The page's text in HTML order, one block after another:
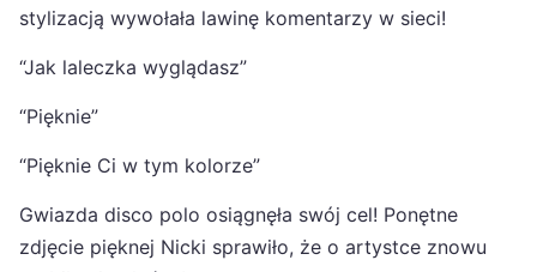
stylizacją wywołała lawinę komentarzy w sieci!
“Jak laleczka wyglądasz”
“Pięknie”
“Pięknie Ci w tym kolorze”
Gwiazda disco polo osiągnęła swój cel! Ponętne
zdjęcie pięknej Nicki sprawiło, że o artystce znowu